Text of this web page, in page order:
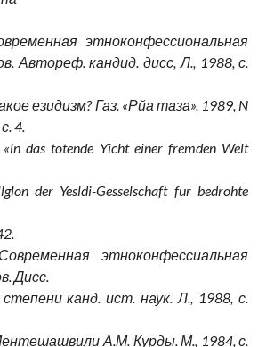
этноконфессиональная
Автореф. кандид. дисс, Л., 1988, с.
езидизм? Газ. «Рйа таза», 1989, N
4.
das totende Yicht einer fremden Welt
der Yesldi-Gesselschaft fur bedrohte
этноконфессиальная
Дисс.
канд. ист. наук. Л., 1988, с.
А.М. Курды. М., 1984, с.